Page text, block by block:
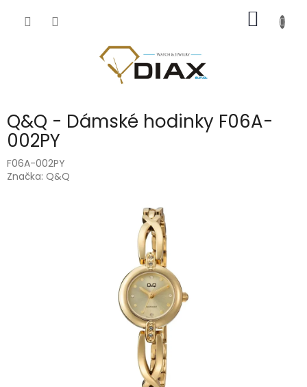
KOŠÍK
Q&Q - Dámské hodinky F06A-
002PY
F06A-002PY
Značka: Q&Q